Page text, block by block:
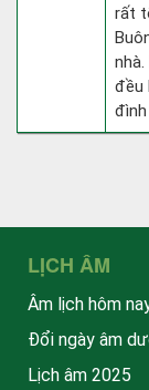
rất
đều
LỊCH ÂM
Âm lịch hôm
Đổi ngày âm
Lịch âm 2025